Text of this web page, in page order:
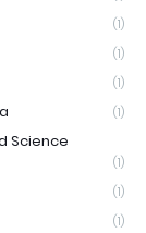
(1)
(1)
(1)
(1)
Science
(1)
(1)
(1)